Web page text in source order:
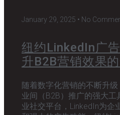
January 29, 2025 No
纽约LinkedIn广
升B2B营销效果
随着数字化营销的不断升
业间（B2B）推广的强大
业社交平台，LinkedIn为企